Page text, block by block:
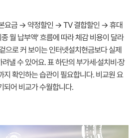
요금 → 약정할인 → TV 결합할인 → 휴대
월 납부액’ 흐름에 따라 체감 비용이 달라
으로 커 보이는 인터넷설치현금보다 실제
낼 수 있어요. 표 하단의 부가세·설치비·장
지 확인하는 습관이 필요합니다. 비교원 요
되어 비교가 수월합니다.